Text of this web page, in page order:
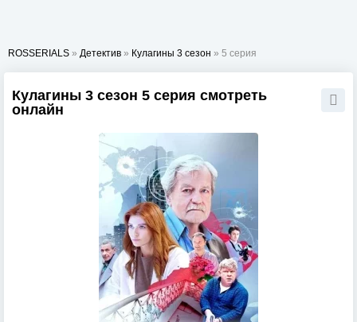
ROSSERIALS » Детектив » Кулагины 3 сезон » 5 серия
Кулагины 3 сезон 5 серия смотреть
онлайн